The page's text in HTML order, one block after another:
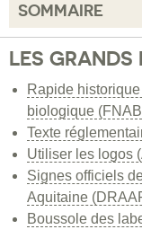
SOMMAIRE
Le marché de l’AB
La production
Les étapes des
Les aides à la
La règlementation
LES GRANDS
Rapide
biologique
Texte
Utiliser les logos
Signes officiels
Aquitaine
Boussole des